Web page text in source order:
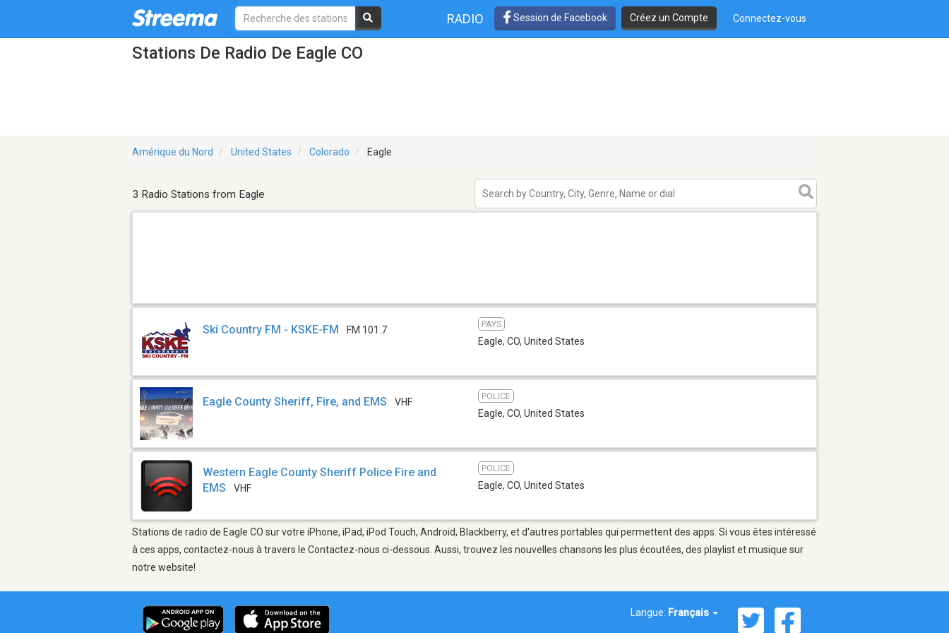
RADIO Session de Facebook Créez un Compte Connectez-vous
Stations De Radio De Eagle CO
Amérique du Nord United States Colorado Eagle
3 Radio Stations from Eagle
Ski Country FM - KSKE-FM FM 101.7
PAYS
Eagle, CO, United States
Eagle County Sheriff, Fire, and EMS VHF
POLICE
Eagle, CO, United States
Western Eagle County Sheriff Police Fire and
EMS
VHF
POLICE
Eagle, CO, United States
Stations de radio de Eagle CO sur votre iPhone, iPad, iPod Touch, Android, Blackberry, et d'autres portables qui permettent des apps. Si vous êtes intéressé
à ces apps, contactez-nous à travers le Contactez-nous ci-dessous. Aussi, trouvez les nouvelles chansons les plus écoutées, des playlist et musique sur
notre website!
Langue: Français